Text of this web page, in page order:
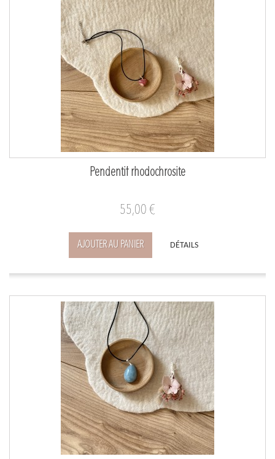
Pendentif rhodochrosite
55,00 €
AJOUTER AU PANIER DÉTAILS